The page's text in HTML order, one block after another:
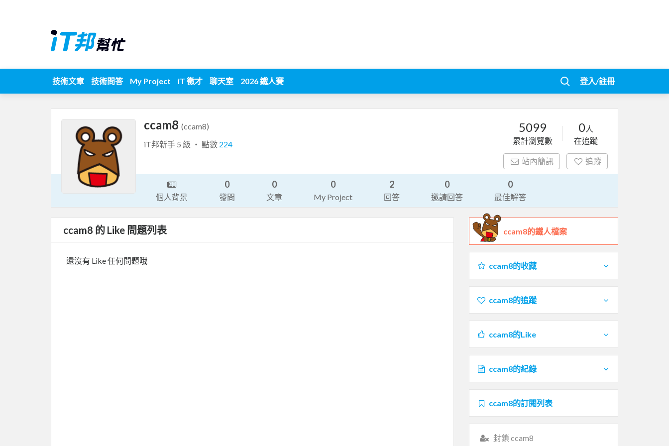
技術文章 技術問答 My Project iT 徵才 聊天室 2026 鐵人賽 登入/註冊
ccam8 (ccam8)
iT邦新手 5 級 ‧ 點數 224
5099
累計瀏覽數
0人
在追蹤
站內簡訊 追蹤
個人背景
0
發問
0
文章
0
My Project
2
回答
0
邀請回答
0
最佳解答
ccam8 的 Like 問題列表
還沒有 Like 任何問題哦
ccam8的鐵人檔案
ccam8的收藏
ccam8的追蹤
ccam8的Like
ccam8的紀錄
ccam8的訂閱列表
封鎖 ccam8